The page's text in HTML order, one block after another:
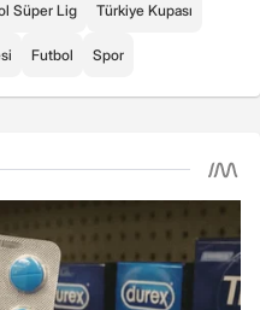
Süper Lig Türkiye Kupası
Futbol Spor